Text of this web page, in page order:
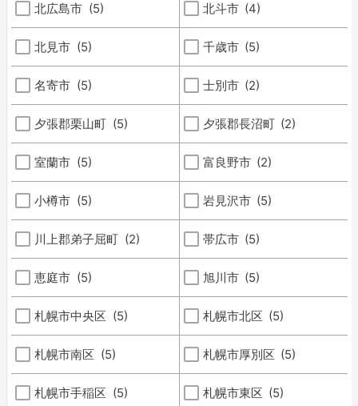
北広島市 (5) 北斗市 (4)
北見市 (5) 千歳市 (5)
名寄市 (5) 士別市 (2)
夕張郡栗山町 (5) 夕張郡長沼町 (2)
室蘭市 (5) 富良野市 (2)
小樽市 (5) 岩見沢市 (5)
川上郡弟子屈町 (2) 帯広市 (5)
恵庭市 (5) 旭川市 (5)
札幌市中央区 (5) 札幌市北区 (5)
札幌市南区 (5) 札幌市厚別区 (5)
札幌市手稲区 (5) 札幌市東区 (5)